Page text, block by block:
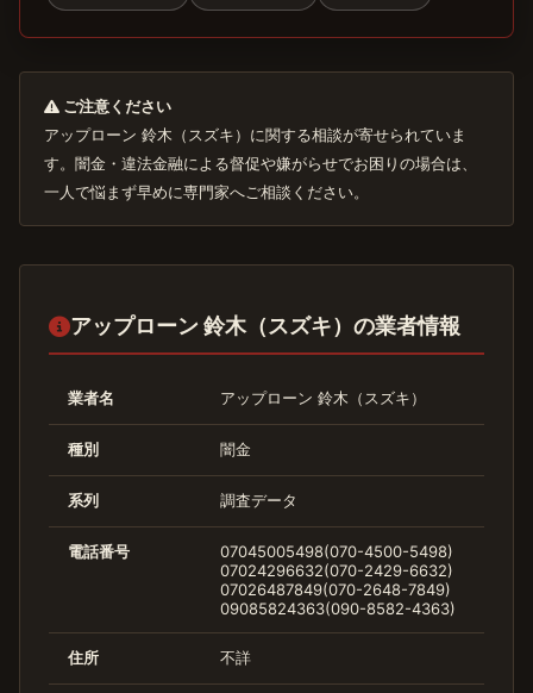
ご注意ください
アップローン 鈴木（スズキ）に関する相談が寄せられていま
す。闇金・違法金融による督促や嫌がらせでお困りの場合は、
一人で悩まず早めに専門家へご相談ください。
アップローン 鈴木（スズキ）の業者情報
業者名 アップローン 鈴木（スズキ）
種別 闇金
系列 調査データ
電話番号
07045005498(070-4500-5498)
07024296632(070-2429-6632)
07026487849(070-2648-7849)
09085824363(090-8582-4363)
住所 不詳